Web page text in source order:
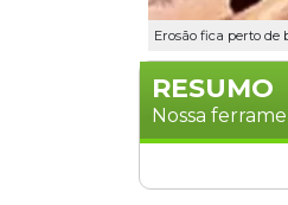
Erosão fica perto de
RESUMO
Nossa
A Agesul